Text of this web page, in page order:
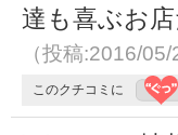
達も喜ぶお
（投稿:2016/
このクチコミに